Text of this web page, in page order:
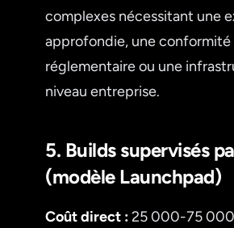
complexes nécessitant une
approfondie, une conformité
réglementaire ou une
niveau entreprise.
5. Builds supervisés
(modèle Launchpad)
Coût direct :25 000-75